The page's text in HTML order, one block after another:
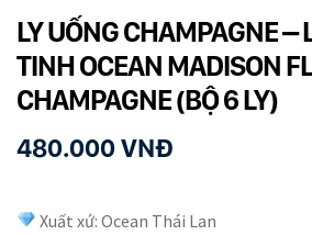
LY UỐNG CHAMPAGNE –
TINH OCEAN MADISON
CHAMPAGNE (BỘ 6 LY)
480.000VNĐ
Xuất xứ: Ocean Thái Lan